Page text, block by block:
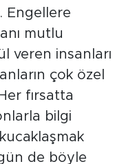
Engellere
mutlu
veren insanları
çok özel
fırsatta
bilgi
de böyle